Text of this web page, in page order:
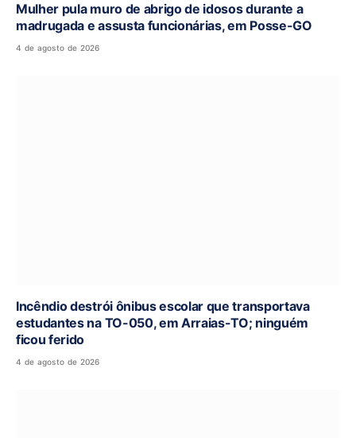
Mulher pula muro de abrigo de idosos durante a
madrugada e assusta funcionárias, em Posse-GO
4 de agosto de 2026
Incêndio destrói ônibus escolar que transportava
estudantes na TO-050, em Arraias-TO; ninguém
ficou ferido
4 de agosto de 2026